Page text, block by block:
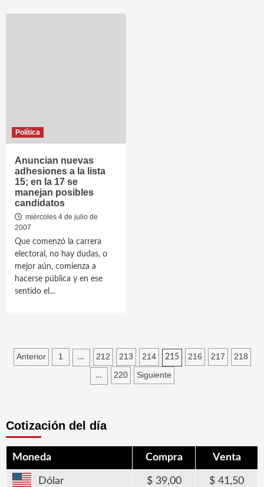
Política
Anuncian nuevas
adhesiones a la lista
15; en la 17 se
manejan posibles
candidatos
miércoles 4 de julio de
2007
Que comenzó la carrera
electoral, no hay dudas, o
mejor aún, comienza a
hacerse pública y en ese
sentido el...
Paginación
Anterior 1 … 212 213 214 215 216 217 218
… 220 Siguiente
Cotización del día
Moneda Compra Venta
Dólar 39,00 41,50